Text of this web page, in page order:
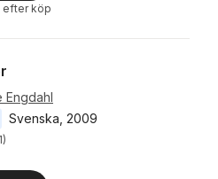
efter köp
Engdahl
Svenska 2009
Totalt antal röster:
1)